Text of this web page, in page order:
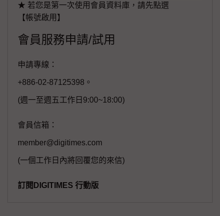
★ 若您是第一次使用會員資料庫，請先點選
【帳號啟用】
會員服務申請/試用
申請專線：
+886-02-87125398。
(週一至週五工作日9:00~18:00)
會員信箱：
member@digitimes.com
(一個工作日內將回覆您的來信)
訂閱DIGITIMES 行動版